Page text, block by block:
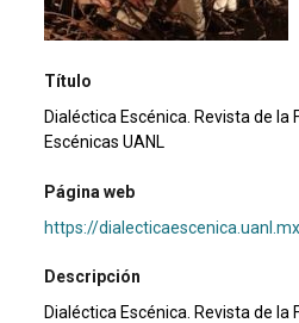
Título
Dialéctica Escénica. Revista de la
Escénicas UANL
Página web
https://dialecticaescenica.uanl.mx
Descripción
Dialéctica Escénica. Revista de la